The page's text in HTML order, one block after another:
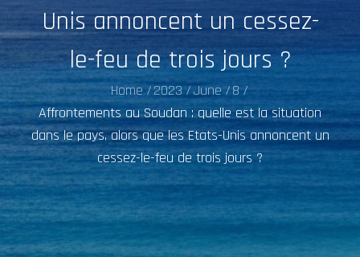
Unis annoncent un cessez-
le-feu de trois jours ?
Home 2023 June
8
Affrontements au Soudan : quelle est la situation
dans le pays, alors que les Etats-Unis annoncent un
cessez-le-feu de trois jours ?